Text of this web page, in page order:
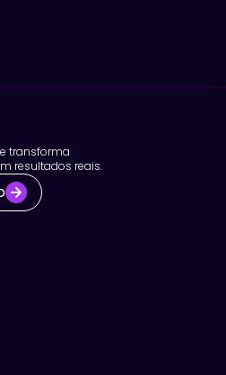
transforma
resultados reais.